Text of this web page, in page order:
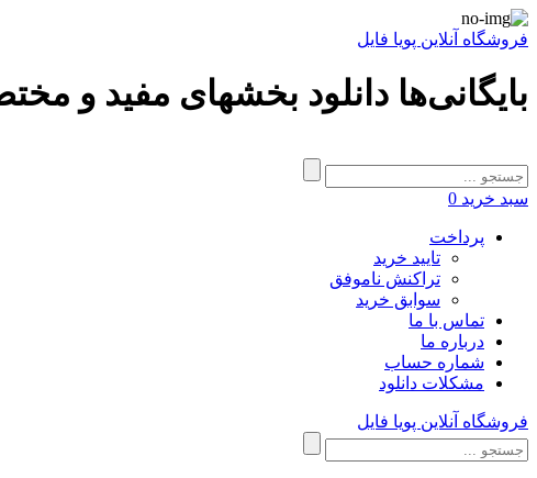
فروشگاه آنلاین پویا فایل
بایگانی‌ها دانلود بخشهای مفید و
سبد خرید 0
پرداخت
تایید خرید
تراکنش ناموفق
سوابق خرید
تماس با ما
درباره ما
شماره حساب
مشکلات دانلود
فروشگاه آنلاین پویا فایل